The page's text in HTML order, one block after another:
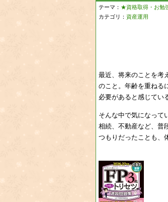
テーマ： ★資格取得・お勉
カテゴリ： 資産運用
最近、将来のことを考
のこと。年齢を重ねる
必要があると感じてい
そんな中で気になって
相続、不動産など、普
つもりだったことも、